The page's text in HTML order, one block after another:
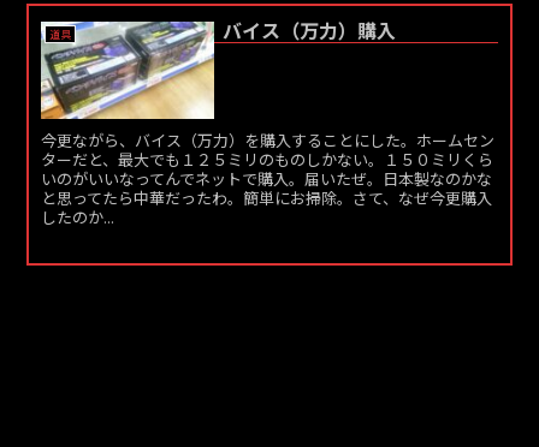
道具 バイス（万力）購入
今更ながら、バイス（万力）を購入することにした。ホームセン
ターだと、最大でも１２５ミリのものしかない。１５０ミリくら
いのがいいなってんでネットで購入。届いたぜ。日本製なのかな
と思ってたら中華だったわ。簡単にお掃除。さて、なぜ今更購入
したのか...